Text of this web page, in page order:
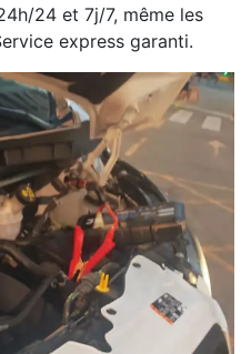
24 et 7j/7, même les
express garanti.